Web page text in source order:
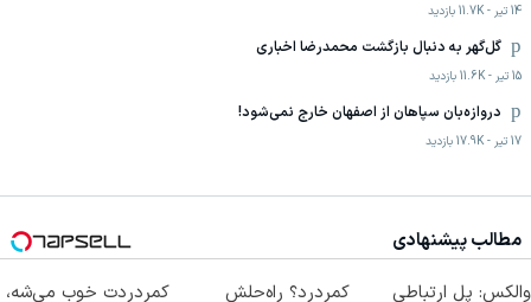
14 تیر -
11.7K بازدید
گل‌گهر به دنبال بازگشت محمدرضا اخباری
15 تیر -
11.6K بازدید
دروازه‌بان سپاهان از اصفهان خارج نمی‌شود!
17 تیر -
17.9K بازدید
مطالب پیشنهادی
والکس: پل ارتباطی
کمردرد؟ راه‌حلش
کمردردت خوب می‌شه،